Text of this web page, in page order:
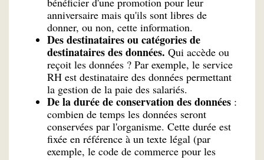
anniversaire mais qu'ils sont libres de
donner, ou non, cette information.
Des destinataires ou catégories de
destinataires des données. Qui accède ou
reçoit les données ? Par exemple, le service
RH est destinataire des données permettant
la gestion de la paie des salariés.
De la durée de conservation des données :
combien de temps les données seront
conservées par l'organisme. Cette durée est
fixée en référence à un texte légal (par
exemple, le code de commerce pour les